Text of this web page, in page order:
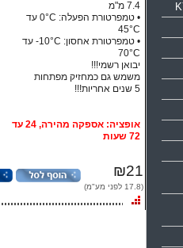
• טמפרטורת הפעלה: ‏0°C עד
45°C
• טמפרטורת אחסון:‏ 10°C- עד
70°C
יבואן רשמי!!!
משמש גם כמחזיק מפתחות
5 שנים אחריות!!!
אופציה: אספקה מהירה, 24 עד
72 שעות
₪21
(17.8 לפני מע"מ)